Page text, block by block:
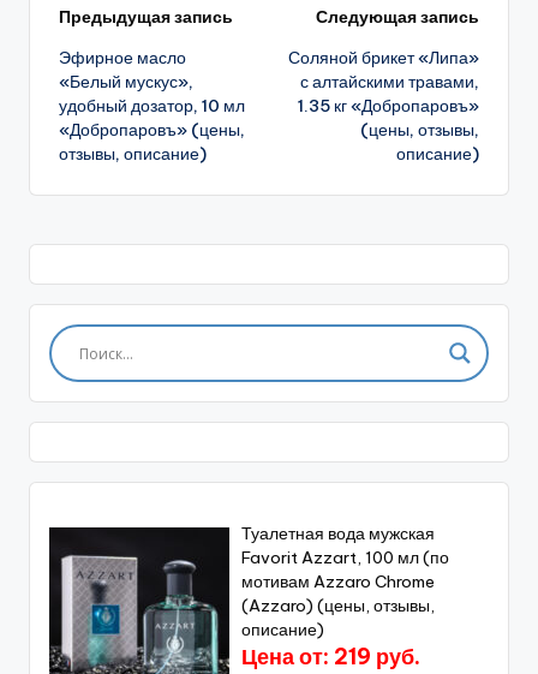
Навигация
записи
Предыдущая запись
Эфирное масло
«Белый мускус»,
удобный дозатор, 10 мл
«Добропаровъ» (цены,
отзывы, описание)
Следующая запись
Соляной брикет «Липа»
с алтайскими травами,
1.35 кг «Добропаровъ»
(цены, отзывы,
описание)
Туалетная вода мужская
Favorit Azzart, 100 мл (по
мотивам Azzaro Chrome
(Azzaro) (цены, отзывы,
описание)
Цена от: 219 руб.